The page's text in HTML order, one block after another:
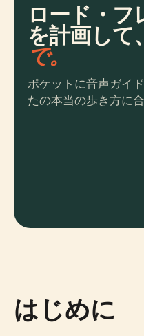
ロード・フ
を計画して
で。
ポケットに音声ガイ
たの本当の歩き方に
はじめに